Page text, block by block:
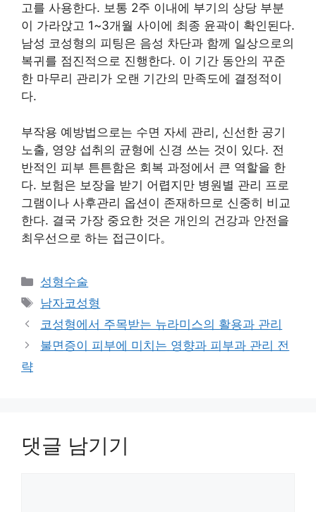
고를 사용한다. 보통 2주 이내에 부기의 상당 부분
이 가라앉고 1~3개월 사이에 최종 윤곽이 확인된다.
남성 코성형의 피팅은 음성 차단과 함께 일상으로의
복귀를 점진적으로 진행한다. 이 기간 동안의 꾸준
한 마무리 관리가 오랜 기간의 만족도에 결정적이
다.
부작용 예방법으로는 수면 자세 관리, 신선한 공기
노출, 영양 섭취의 균형에 신경 쓰는 것이 있다. 전
반적인 피부 튼튼함은 회복 과정에서 큰 역할을 한
다. 보험은 보장을 받기 어렵지만 병원별 관리 프로
그램이나 사후관리 옵션이 존재하므로 신중히 비교
한다. 결국 가장 중요한 것은 개인의 건강과 안전을
최우선으로 하는 접근이다。
카
테
고
리
성형수술
태
그
남자코성형
코성형에서 주목받는 뉴라미스의 활용과 관리
불면증이 피부에 미치는 영향과 피부과 관리 전
략
댓글 남기기